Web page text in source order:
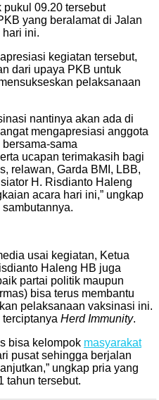
09.20 tersebut
yang beralamat di Jalan
hari ini.
kegiatan tersebut,
dari upaya PKB untuk
pelaksanaan
nantinya akan ada di
mengapresiasi anggota
sama
ucapan terimakasih bagi
relawan, Garda BMI, LBB,
H. Risdianto Haleng
acara hari ini,” ungkap
usai kegiatan, Ketua
Haleng HB juga
partai politik maupun
bisa terus membantu
pelaksanaan vaksinasi ini.
Herd Immunity.
bisa kelompok masyarakat
pusat sehingga berjalan
ungkap pria yang
tahun tersebut.